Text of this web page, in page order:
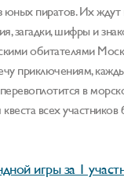
юных пиратов. Их ждут
загадки, шифры и
обитателями
приключениям,
в
всех участников
игры за 1